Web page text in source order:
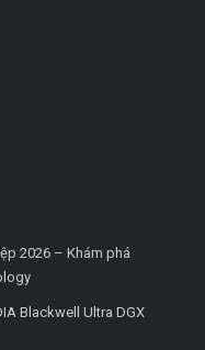
2026 – Khám phá
Blackwell Ultra DGX